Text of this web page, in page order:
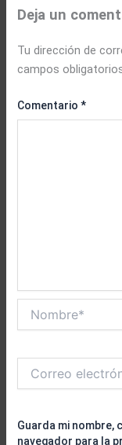
Deja un
Tu dirección de
campos
Comentario*
electrónico*
Guarda mi nombre,
navegador para la